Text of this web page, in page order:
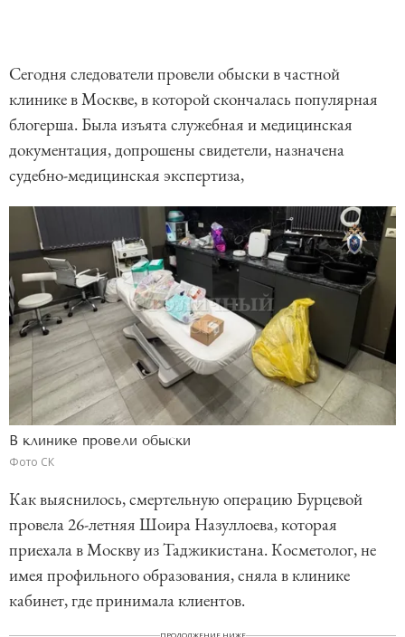
Сегодня следователи провели обыски в частной
клинике в Москве, в которой скончалась популярная
блогерша. Была изъята служебная и медицинская
документация, допрошены свидетели, назначена
судебно-медицинская экспертиза,
В клинике провели обыски
Фото СК
Как выяснилось, смертельную операцию Бурцевой
провела 26-летняя Шоира Назуллоева, которая
приехала в Москву из Таджикистана. Косметолог, не
имея профильного образования, сняла в клинике
кабинет, где принимала клиентов.
ПРОДОЛЖЕНИЕ НИЖЕ